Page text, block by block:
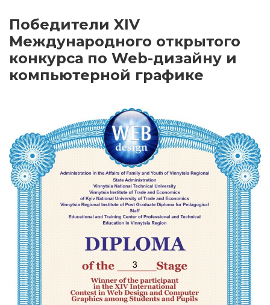
Победители XIV
Международного открытого
конкурса по Web-дизайну и
компьютерной графике